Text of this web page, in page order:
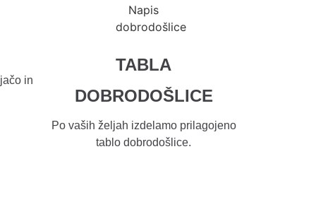
in
TABLA
DOBRODOŠLICE
Po vaših željah izdelamo prilagojeno
tablo dobrodošlice.